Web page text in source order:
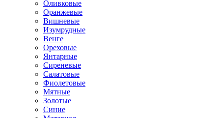
Оливковые
Оранжевые
Вишневые
Изумрудные
Венге
Ореховые
Янтарные
Сиреневые
Салатовые
Фиолетовые
Мятные
Золотые
Синие